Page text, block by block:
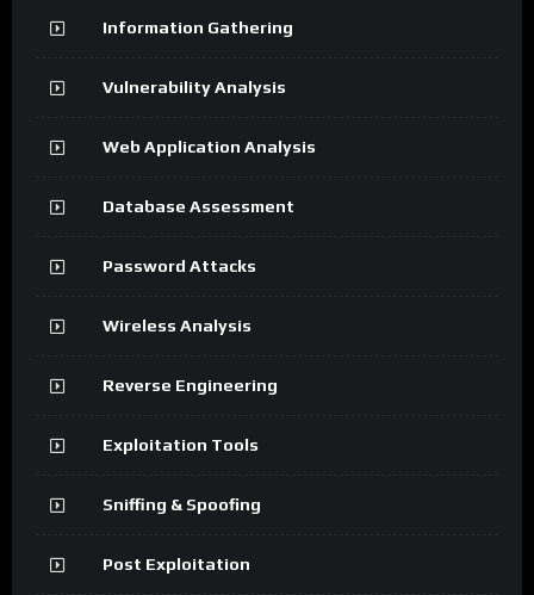
Information Gathering
Vulnerability Analysis
Web Application Analysis
Database Assessment
Password Attacks
Wireless Analysis
Reverse Engineering
Exploitation Tools
Sniffing & Spoofing
Post Exploitation